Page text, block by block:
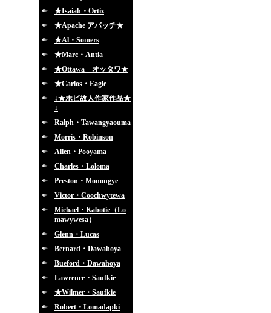
★Isaiah・Ortiz
★Apache アパッチ★
★Al・Somers
★Marc・Antia
★Ottawa オッタワ★
★Carlos・Eagle
↓★ホピ故人作家作品★
↓
Ralph・Tawangyaouma
Morris・Robinson
Allen・Pooyama
Charles・Loloma
Preston・Monongye
Victor・Coochwytewa
Michael・Kabotie（Lo
mawywesa）
Glenn・Lucas
Bernard・Dawahoya
Bueford・Dawahoya
Lawrence・Saufkie
★Wilmer・Saufkie
Robert・Lomadapki